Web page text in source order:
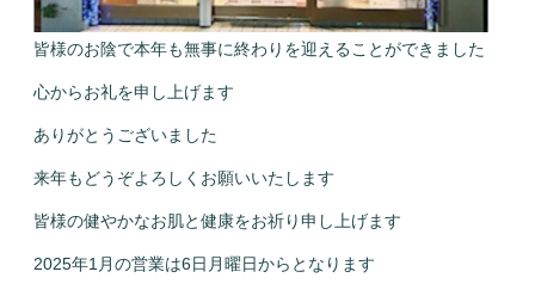
皆様のお陰で本年も無事に終わりを迎えることができました
心からお礼を申し上げます
ありがとうございました
来年もどうぞよろしくお願いいたします
皆様の健やかなお肌と健康をお祈り申し上げます
2025年1月の営業は6日月曜日からとなります